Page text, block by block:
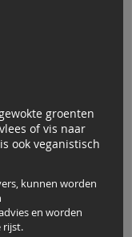
groenten
of vis naar
ook veganistisch
kunnen worden
en worden
rijst.